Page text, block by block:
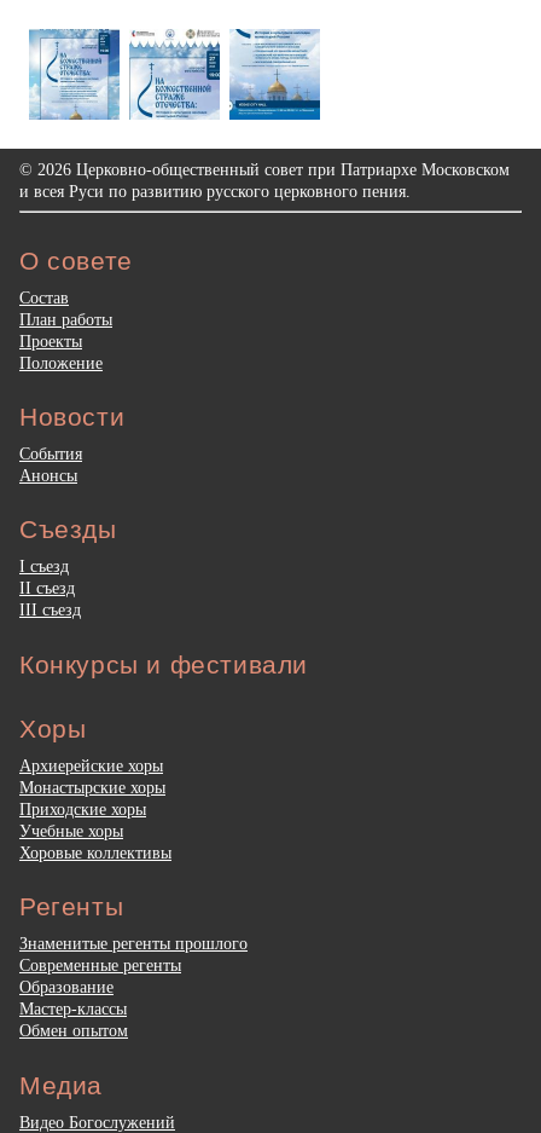
© 2026 Церковно-общественный совет при Патриархе Московском
и всея Руси по развитию русского церковного пения.
О совете
Состав
План работы
Проекты
Положение
Новости
События
Анонсы
Съезды
I съезд
II съезд
III съезд
Конкурсы и фестивали
Хоры
Архиерейские хоры
Монастырские хоры
Приходские хоры
Учебные хоры
Хоровые коллективы
Регенты
Знаменитые регенты прошлого
Современные регенты
Образование
Мастер-классы
Обмен опытом
Медиа
Видео Богослужений